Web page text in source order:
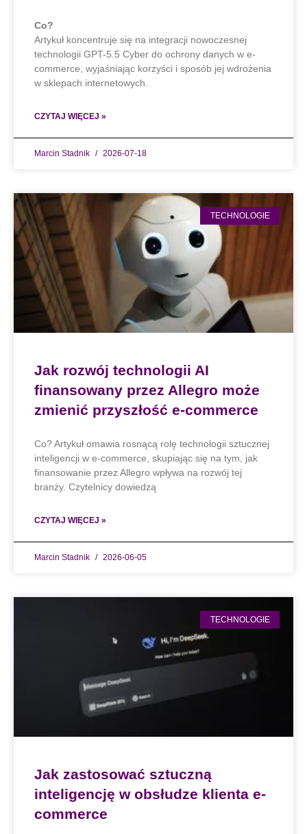
Co?
Artykuł koncentruje się na integracji nowoczesnej
technologii GPT-5.5 Cyber do ochrony danych w e-
commerce, wyjaśniając korzyści i sposób jej wdrożenia
w sklepach internetowych.
CZYTAJ WIĘCEJ »
Marcin Stadnik 2026-07-18
TECHNOLOGIE
Jak rozwój technologii AI
finansowany przez Allegro może
zmienić przyszłość e-commerce
Co? Artykuł omawia rosnącą rolę technologii sztucznej
inteligencji w e-commerce, skupiając się na tym, jak
finansowanie przez Allegro wpływa na rozwój tej
branży. Czytelnicy dowiedzą
CZYTAJ WIĘCEJ »
Marcin Stadnik 2026-06-05
TECHNOLOGIE
Jak zastosować sztuczną
inteligencję w obsłudze klienta e-
commerce